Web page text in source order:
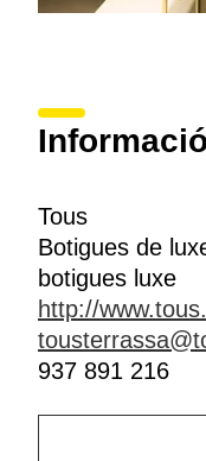
Tous
Botigues de
botigues luxe
http://
937 891 216